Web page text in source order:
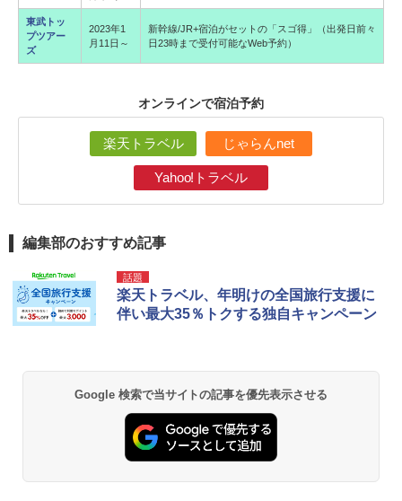
東武トッ
プツアー
ズ
2023年1
月11日～
新幹線/JR+宿泊がセットの「スゴ得」（出発日前々
日23時まで受付可能なWeb予約）
オンラインで宿泊予約
楽天トラベル じゃらんnet
Yahoo!トラベル
編集部のおすすめ記事
話題
楽天トラベル、年明けの全国旅行支援に
伴い最大35％トクする独自キャンペーン
Google 検索で当サイトの記事を優先表示させる